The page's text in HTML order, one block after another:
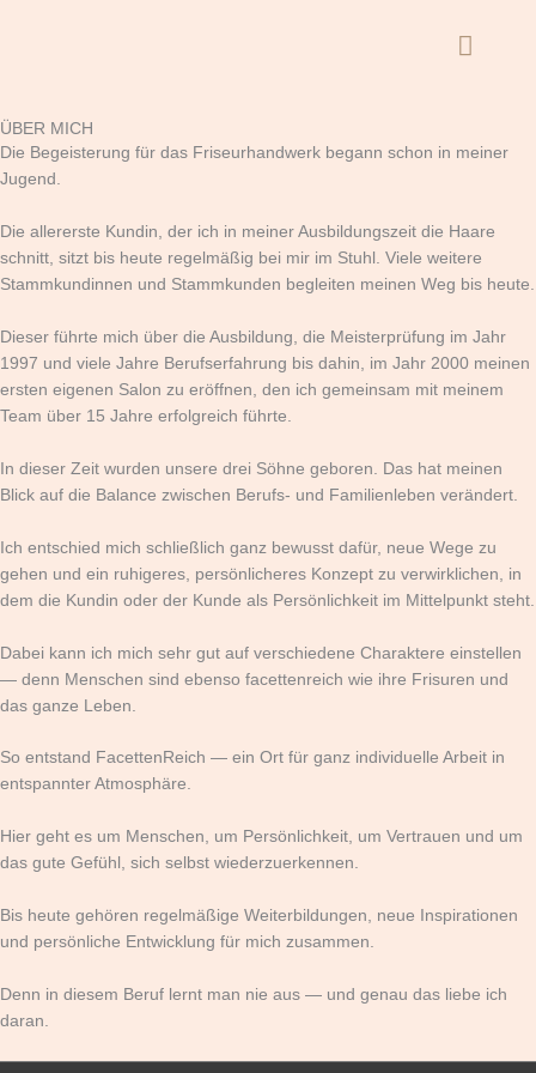
ÜBER MICH
Die Begeisterung für das Friseurhandwerk begann schon in meiner
Jugend.
Die allererste Kundin, der ich in meiner Ausbildungszeit die Haare
schnitt, sitzt bis heute regelmäßig bei mir im Stuhl. Viele weitere
Stammkundinnen und Stammkunden begleiten meinen Weg bis heute.
Dieser führte mich über die Ausbildung, die Meisterprüfung im Jahr
1997 und viele Jahre Berufserfahrung bis dahin, im Jahr 2000 meinen
ersten eigenen Salon zu eröffnen, den ich gemeinsam mit meinem
Team über 15 Jahre erfolgreich führte.
In dieser Zeit wurden unsere drei Söhne geboren. Das hat meinen
Blick auf die Balance zwischen Berufs- und Familienleben verändert.
Ich entschied mich schließlich ganz bewusst dafür, neue Wege zu
gehen und ein ruhigeres, persönlicheres Konzept zu verwirklichen, in
dem die Kundin oder der Kunde als Persönlichkeit im Mittelpunkt steht.
Dabei kann ich mich sehr gut auf verschiedene Charaktere einstellen
— denn Menschen sind ebenso facettenreich wie ihre Frisuren und
das ganze Leben.
So entstand FacettenReich — ein Ort für ganz individuelle Arbeit in
entspannter Atmosphäre.
Hier geht es um Menschen, um Persönlichkeit, um Vertrauen und um
das gute Gefühl, sich selbst wiederzuerkennen.
Bis heute gehören regelmäßige Weiterbildungen, neue Inspirationen
und persönliche Entwicklung für mich zusammen.
Denn in diesem Beruf lernt man nie aus — und genau das liebe ich
daran.